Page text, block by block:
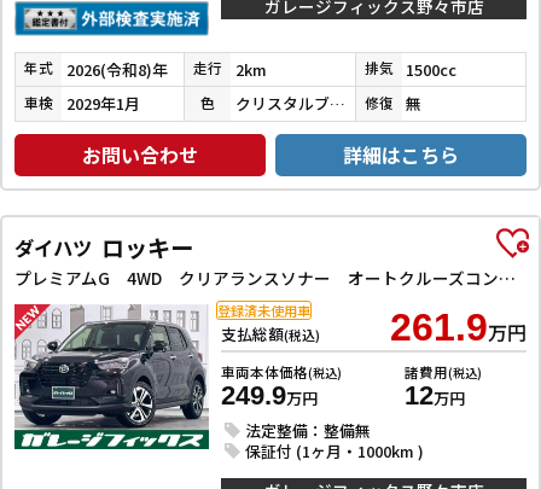
ガレージフィックス野々市店
年式 2026(令和8)年 走行 2km 排気 1500cc
車検 2029年1月 色 クリスタルブラックパール 修復 無
お問い合わせ 詳細はこちら
ダイハツ ロッキー
プレミアムG 4WD クリアランスソナー オートクルーズコントロール レーンアシスト 衝突被害軽減システム オートライト LEDヘッドランプ アルミホイール スマートキー アイドリングストップ 電動格納ミラー
支払総額(税込) 261.9万円
車両本体価格(税込)
249.9万円
諸費用(税込)
12万円
法定整備：整備無
保証付 (1ヶ月・1000km )
登録済未使用車